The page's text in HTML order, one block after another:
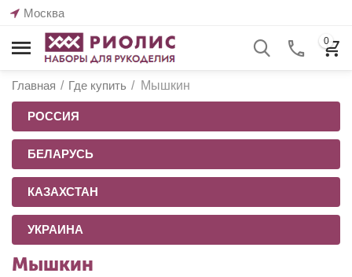
Москва
0
Главная / Где купить / Мышкин
РОССИЯ
БЕЛАРУСЬ
КАЗАХСТАН
УКРАИНА
Мышкин